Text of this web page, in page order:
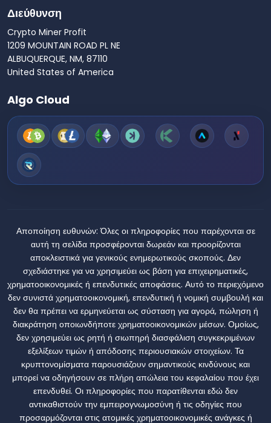
Διεύθυνση
Crypto Miner Profit
1209 MOUNTAIN ROAD PL NE
ALBUQUERQUE, NM, 87110
United States of America
Algo Cloud
Αποποίηση ευθυνών: Όλες οι πληροφορίες που παρέχονται σε
αυτή τη σελίδα προσφέρονται δωρεάν και προορίζονται
αποκλειστικά για γενικούς ενημερωτικούς σκοπούς. Δεν
σχεδιάστηκε για να χρησιμεύει ως βάση για επιχειρηματικές,
χρηματοοικονομικές ή επενδυτικές αποφάσεις. Αυτό το περιεχόμενο
δεν συνιστά χρηματοοικονομική, επενδυτική ή νομική συμβουλή και
δεν θα πρέπει να ερμηνεύεται ως σύσταση για αγορά, πώληση ή
διακράτηση οποιωνδήποτε χρηματοοικονομικών μέσων. Ομοίως,
δεν χρησιμεύει ως ρητή ή σιωπηρή διασφάλιση συγκεκριμένων
εξελίξεων τιμών ή απόδοσης περιουσιακών στοιχείων. Τα
κρυπτονομίσματα παρουσιάζουν σημαντικούς κινδύνους και
μπορεί να οδηγήσουν σε πλήρη απώλεια του κεφαλαίου που έχει
επενδυθεί. Οι πληροφορίες που παρατίθενται εδώ δεν
αντικαθιστούν την εμπειρογνωμοσύνη ή τις οδηγίες που
προσαρμόζονται στις ατομικές χρηματοοικονομικές ανάγκες ή